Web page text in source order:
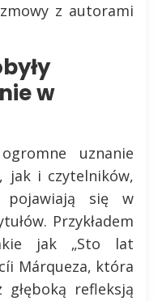
z autorami
w
uznanie
jak i czytelników,
pojawiają się w
Przykładem
jak „Sto lat
Márqueza, która
głęboką refleksją